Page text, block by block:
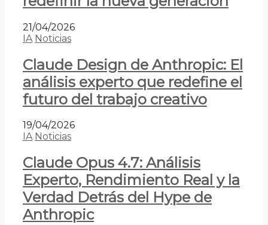
21/04/2026
IA Noticias
Claude Design de Anthropic: El
análisis experto que redefine el
futuro del trabajo creativo
19/04/2026
IA Noticias
Claude Opus 4.7: Análisis
Experto, Rendimiento Real y la
Verdad Detrás del Hype de
Anthropic